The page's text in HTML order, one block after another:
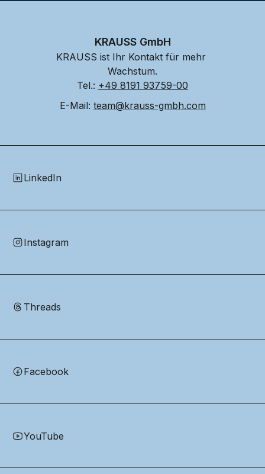
KRAUSS GmbH
KRAUSS ist Ihr Kontakt für mehr
Wachstum.
Tel.: +49 8191 93759-00
E-Mail: team@krauss-gmbh.com
LinkedIn
Instagram
Threads
Facebook
YouTube